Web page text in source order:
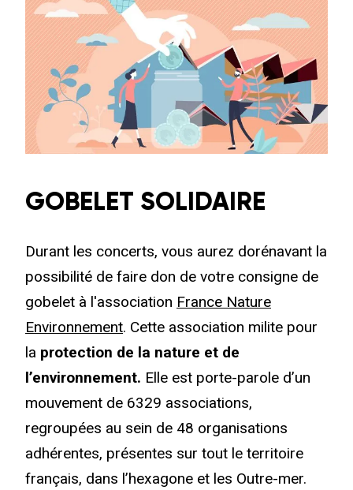
GOBELET SOLIDAIRE
Durant les concerts, vous aurez dorénavant la
possibilité de faire don de votre consigne de
gobelet à l'association France Nature
Environnement. Cette association milite pour
la protection de la nature et de
l’environnement. Elle est porte-parole d’un
mouvement de 6329 associations,
regroupées au sein de 48 organisations
adhérentes, présentes sur tout le territoire
français, dans l’hexagone et les Outre-mer.